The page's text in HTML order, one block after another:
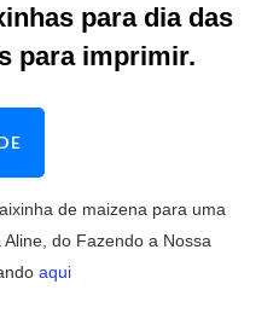
para dia das
para imprimir.
de maizena para uma
do Fazendo a Nossa
aqui